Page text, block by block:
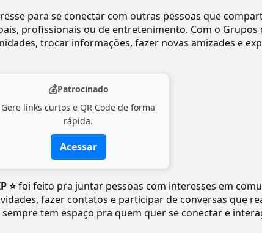
para se conectar com outras pessoas que
profissionais ou de entretenimento. Com o Grupos
trocar informações, fazer novas amizades e
💰Patrocinado
Gere links curtos e QR Code de forma
rápida.
Acessar
⭐foi feito pra juntar pessoas com interesses em
fazer contatos e participar de conversas que
tem espaço pra quem quer se conectar e